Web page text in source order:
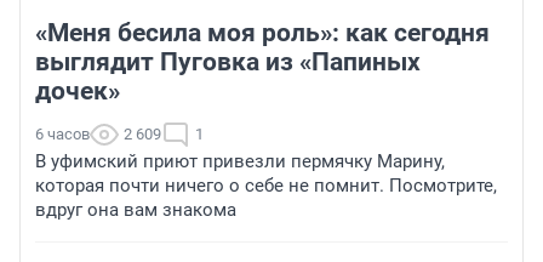
«Меня бесила моя роль»: как сегодня
выглядит Пуговка из «Папиных
дочек»
6 часов 2 609 1
В уфимский приют привезли пермячку Марину,
которая почти ничего о себе не помнит. Посмотрите,
вдруг она вам знакома